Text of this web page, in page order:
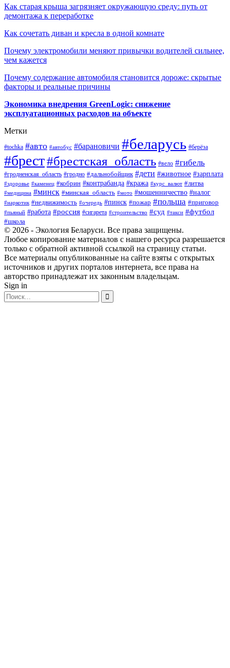
Как старая крыша загрязняет окружающую среду: путь от
демонтажа к переработке
Как сочетать диван и кресла в одной комнате
Почему электромобили меняют привычки водителей сильнее,
чем кажется
Почему содержание автомобиля становится дороже: скрытые
факторы и реальные причины
Экономика внедрения GreenLogic: снижение
эксплуатационных расходов на объекте
Метки
#tochka #авто #автобус #барановичи #беларусь #берёза
#брест#брестская_область #вело #гибель
#гродненская_область #гродно #дальнобойщик #дети #животное #зарплата
#здоровье #каменец #кобрин #контрабанда #кража #курс_валют #литва
#медицина #минск #минская_область #мото #мошенничество #налог
#наркотик #недвижимость #очередь #пинск #пожар #польша #приговор
#пьяный #работа #россия #сигарета #строительство #суд #такси #футбол
#школа
© 2026 - Экология Беларуси. Все права защищены.
Любое копирование материалов с нашего ресурса разрешается
только с обратной активной ссылкой на страницу статьи.
Все материалы опубликованные на сайте взяты с открытых
источников и других порталов интернета, все права на
авторство принадлежат их законным владельцам.
Sign in